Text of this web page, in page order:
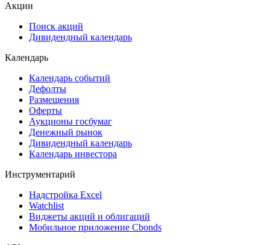
Акции
Поиск акций
Дивидендный календарь
Календарь
Календарь событий
Дефолты
Размещения
Оферты
Аукционы госбумаг
Денежный рынок
Дивидендный календарь
Календарь инвестора
Инструментарий
Надстройка Excel
Watchlist
Виджеты акций и облигаций
Мобильное приложение Cbonds